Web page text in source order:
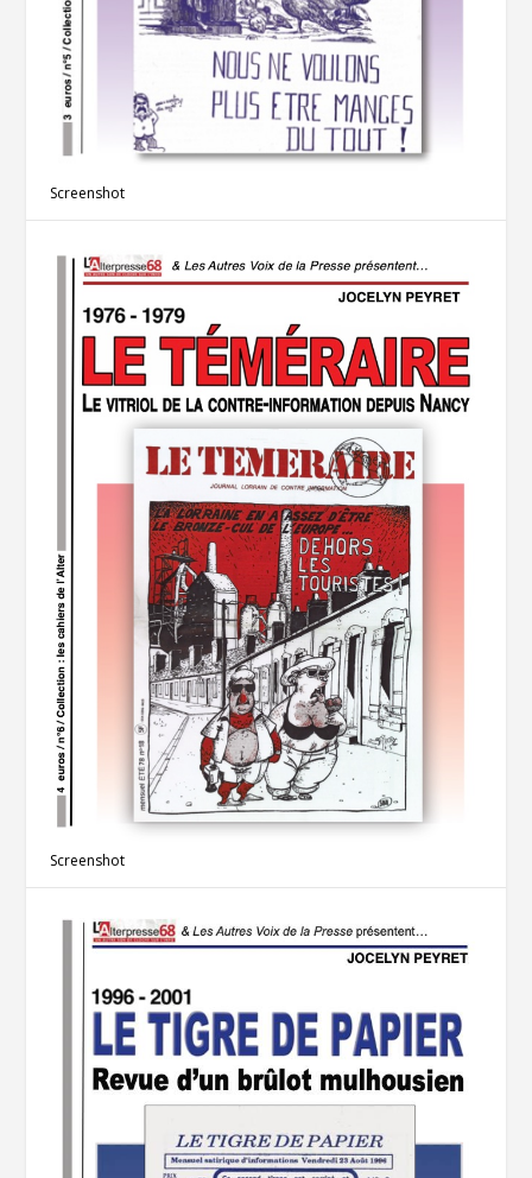
Screenshot
Screenshot